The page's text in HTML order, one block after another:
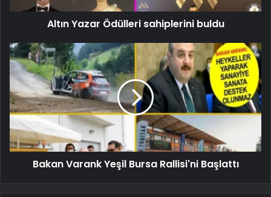
Altın Yazar Ödülleri sahiplerini buldu
Bakan Varank Yeşil Bursa Rallisi'ni Başlattı